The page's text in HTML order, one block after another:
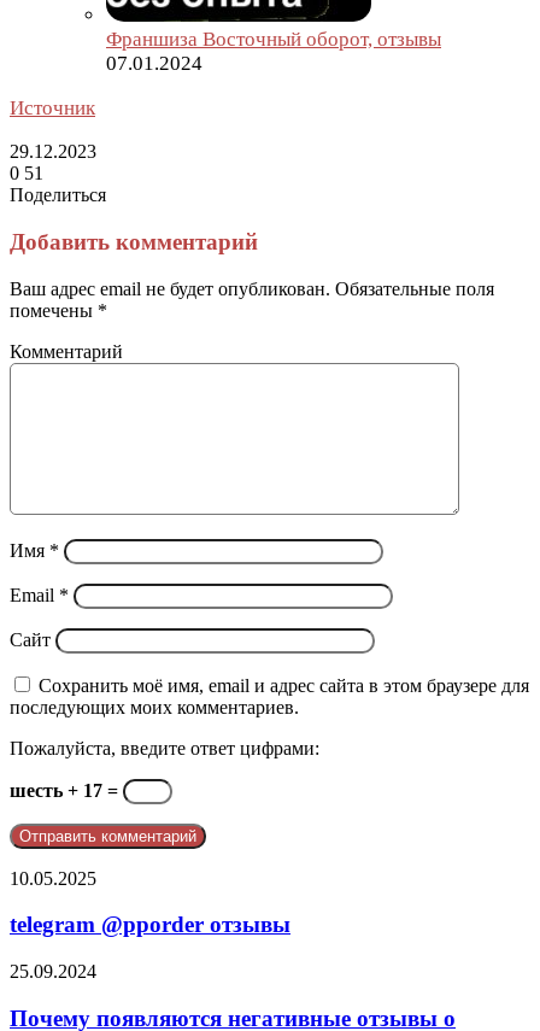
Франшиза Восточный оборот, отзывы
07.01.2024
Источник
29.12.2023
0 51
Поделиться
через
электронную
почту
Добавить комментарий
Ваш адрес email не будет опубликован. Обязательные поля
помечены *
Комментарий
Имя *
Email *
Сайт
Сохранить моё имя, email и адрес сайта в этом браузере для
последующих моих комментариев.
Пожалуйста, введите ответ цифрами:
шесть + 17 =
telegram
отзывы
10.05.2025
telegram @pporder отзывы
Почему
негативные
25.09.2024
Почему появляются негативные отзывы о